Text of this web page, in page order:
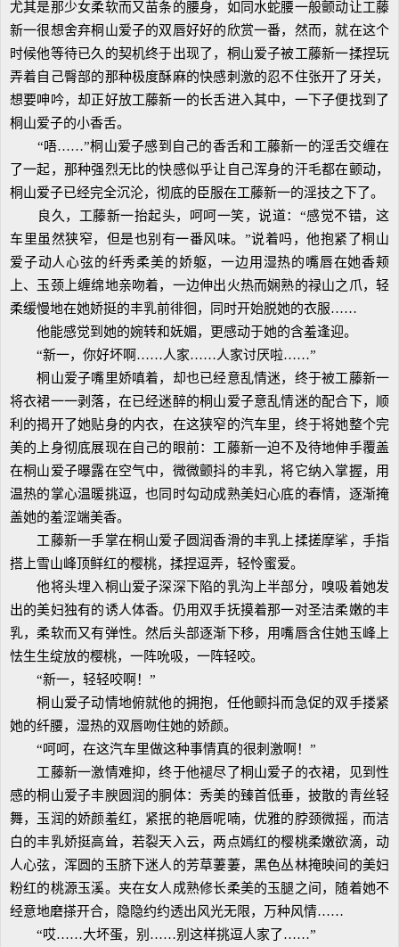
尤其是那少女柔软而又苗条的腰身，如同水蛇腰一般颤动让工藤
新一很想舍弃桐山爱子的双唇好好的欣赏一番，然而，就在这个
时候他等待已久的契机终于出现了，桐山爱子被工藤新一揉捏玩
弄着自己臀部的那种极度酥麻的快感刺激的忍不住张开了牙关，
想要呻吟，却正好放工藤新一的长舌进入其中，一下子便找到了
桐山爱子的小香舌。
“唔……”桐山爱子感到自己的香舌和工藤新一的淫舌交缠在
了一起，那种强烈无比的快感似乎让自己浑身的汗毛都在颤动，
桐山爱子已经完全沉沦，彻底的臣服在工藤新一的淫技之下了。
良久，工藤新一抬起头，呵呵一笑，说道：“感觉不错，这
车里虽然狭窄，但是也别有一番风味。”说着吗，他抱紧了桐山
爱子动人心弦的纤秀柔美的娇躯，一边用湿热的嘴唇在她香颊
上、玉颈上缠绵地亲吻着，一边伸出火热而娴熟的禄山之爪，轻
柔缓慢地在她娇挺的丰乳前徘徊，同时开始脱她的衣服……
他能感觉到她的婉转和妩媚，更感动于她的含羞逢迎。
“新一，你好坏啊……人家……人家讨厌啦……”
桐山爱子嘴里娇嗔着，却也已经意乱情迷，终于被工藤新一
将衣裙一一剥落，在已经迷醉的桐山爱子意乱情迷的配合下，顺
利的揭开了她贴身的内衣，在这狭窄的汽车里，终于将她整个完
美的上身彻底展现在自己的眼前：工藤新一迫不及待地伸手覆盖
在桐山爱子曝露在空气中，微微颤抖的丰乳，将它纳入掌握，用
温热的掌心温暖挑逗，也同时勾动成熟美妇心底的春情，逐渐掩
盖她的羞涩端美香。
工藤新一手掌在桐山爱子圆润香滑的丰乳上揉搓摩挲，手指
搭上雪山峰顶鲜红的樱桃，揉捏逗弄，轻怜蜜爱。
他将头埋入桐山爱子深深下陷的乳沟上半部分，嗅吸着她发
出的美妇独有的诱人体香。仍用双手抚摸着那一对圣洁柔嫩的丰
乳，柔软而又有弹性。然后头部逐渐下移，用嘴唇含住她玉峰上
怯生生绽放的樱桃，一阵吮吸，一阵轻咬。
“新一，轻轻咬啊！”
桐山爱子动情地俯就他的拥抱，任他颤抖而急促的双手搂紧
她的纤腰，湿热的双唇吻住她的娇颜。
“呵呵，在这汽车里做这种事情真的很刺激啊！”
工藤新一激情难抑，终于他褪尽了桐山爱子的衣裙，见到性
感的桐山爱子丰腴圆润的胴体：秀美的臻首低垂，披散的青丝轻
舞，玉润的娇颜羞红，紧抿的艳唇呢喃，优雅的脖颈微摇，而洁
白的丰乳娇挺高耸，若裂天入云，两点嫣红的樱桃柔嫩欲滴，动
人心弦，浑圆的玉脐下迷人的芳草萋萋，黑色丛林掩映间的美妇
粉红的桃源玉溪。夹在女人成熟修长柔美的玉腿之间，随着她不
经意地磨搽开合，隐隐约约透出风光无限，万种风情……
“哎……大坏蛋，别……别这样挑逗人家了……”